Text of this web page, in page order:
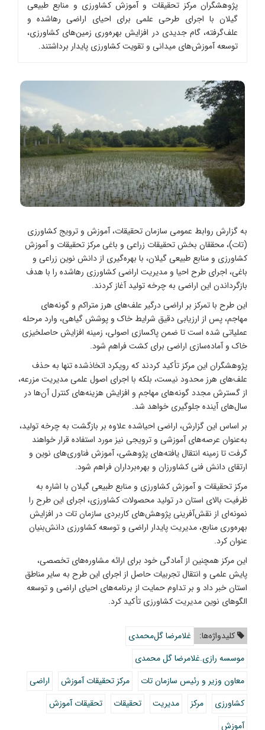
پژوهشگران مرکز تحقیقات و آموزش کشاورزی و منابع طبیعی
گیلان با اجرای طرحی علمی برای احیای اراضی رهاشده و
علف‌گرفته، گام جدیدی در افزایش بهره‌وری زمین‌های کشاورزی،
توسعه آموزش‌های میدانی و تقویت کشاورزی پایدار برداشتند.
به گزارش روابط عمومی سازمان تحقیقات، آموزش و ترویج کشاورزی
(تات)، محققان بخش تحقیقات زراعی و باغی مرکز تحقیقات و آموزش
کشاورزی و منابع طبیعی گیلان، با بهره‌گیری از دانش نوین زراعی و
باغی، اجرای طرح احیا و مدیریت اراضی کشاورزی رهاشده را با هدف
بازگرداندن این اراضی به چرخه تولید آغاز کردند.
این طرح با تمرکز بر اراضی درگیر علف‌های هرز متراکم و گونه‌های
مهاجم، پس از ارزیابی دقیق شرایط خاک و پوشش گیاهی، وارد مرحله
عملیاتی شده است تا ضمن پاکسازی اصولی، زمینه افزایش حاصلخیزی
خاک و آماده‌سازی اراضی برای کشت فراهم شود.
پژوهشگران این مرکز تأکید کردند که رویکرد اتخاذشده تنها به حذف
علف‌های هرز محدود نیست، بلکه با اجرای اصول علمی مدیریت مزرعه،
از گسترش مجدد گونه‌های مهاجم و افزایش هزینه‌های کنترل آن‌ها در
سال‌های آینده جلوگیری خواهد شد.
بر اساس این گزارش، اراضی احیاشده علاوه بر بازگشت به چرخه تولید،
به‌عنوان عرصه‌های آموزشی و ترویجی نیز مورد استفاده قرار خواهند
گرفت تا زمینه انتقال یافته‌های پژوهشی، آموزش فناوری‌های نوین و
ارتقای دانش فنی کشاورزان و بهره‌برداران فراهم شود.
مرکز تحقیقات و آموزش کشاورزی و منابع طبیعی گیلان با اشاره به
ظرفیت بالای استان در تولید محصولات کشاورزی، اجرای این طرح را
نمونه‌ای از نقش‌آفرینی پژوهش‌های کاربردی سازمان تات در افزایش
بهره‌وری منابع، مدیریت پایدار اراضی و توسعه کشاورزی دانش‌بنیان
عنوان کرد.
این مرکز همچنین از آمادگی خود برای ارائه مشاوره‌های تخصصی،
پایش علمی و انتقال تجربیات حاصل از اجرای این طرح به سایر مناطق
استان خبر داد و بر تداوم حمایت از برنامه‌های احیای اراضی و توسعه
الگوهای نوین مدیریت کشاورزی تأکید کرد.
کلیدواژه‌ها:
غلامرضا گل‌محمدی
موسسه رازی.غلامرضا گل محمدی
معاون وزیر و رئیس سازمان تات
مرکز تحقیقات آموزش
اراضی
کشاورزی
مرکز مدیریت تحقیقات
تحقیقات آموزش
آموزش